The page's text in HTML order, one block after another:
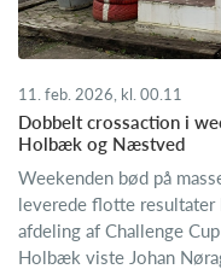
11. feb. 2026, kl. 00.11
Dobbelt crossaction i
Holbæk og Næstved
Weekenden bød på
leverede flotte resultater
afdeling af Challenge
Holbæk viste Johan